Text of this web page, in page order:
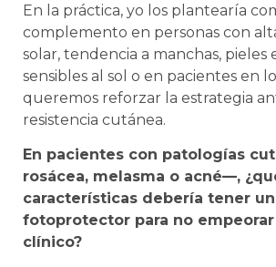
En la práctica, yo los plantearía
complemento en personas con
solar, tendencia a manchas, pieles
sensibles al sol o en pacientes en
queremos reforzar la estrategia
resistencia cutánea.
En pacientes con patologías
rosácea, melasma o acné—,
características debería tener un
fotoprotector para no
clínico?